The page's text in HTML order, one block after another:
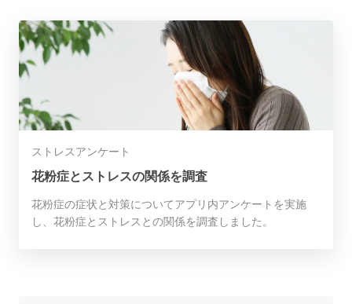
ストレスアンケート
花粉症とストレスの関係を調査
花粉症の症状と対策についてアプリ内アンケートを実施
し、花粉症とストレスとの関係を調査しました。